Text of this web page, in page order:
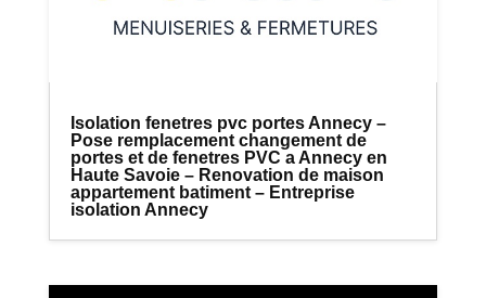
Isolation fenetres pvc portes Annecy –
Pose remplacement changement de
portes et de fenetres PVC a Annecy en
Haute Savoie – Renovation de maison
appartement batiment – Entreprise
isolation Annecy